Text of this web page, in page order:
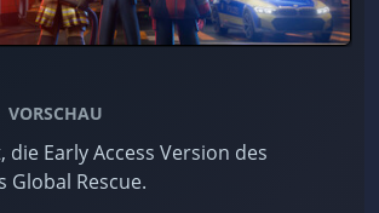
VORSCHAU
die Early Access Version des
Global Rescue.